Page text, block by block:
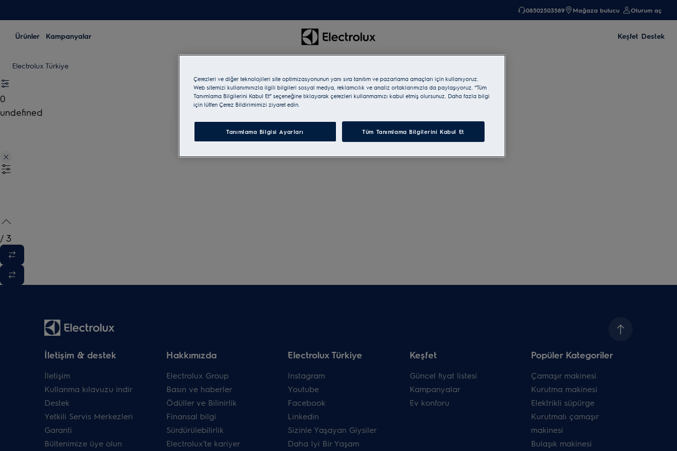
08502503589 Mağaza bulucu Oturum aç
Ürünler Kampanyalar Keşfet Destek
Electrolux Türkiye
0
undefined
/ 3
İletişim & destek
İletişim
Kullanma kılavuzu indir
Destek
Yetkili Servis Merkezleri
Garanti
Bültenimize üye olun
Hakkımızda
Electrolux Group
Basın ve haberler
Ödüller ve Bilinirlik
Finansal bilgi
Sürdürülebilirlik
Electrolux'te kariyer
Electrolux Türkiye
Instagram
Youtube
Facebook
Linkedin
Sizinle Yaşayan Giysiler
Daha Iyi Bir Yaşam
Keşfet
Güncel fiyat listesi
Kampanyalar
Ev konforu
Popüler Kategoriler
Çamaşır makinesi
Kurutma makinesi
Elektrikli süpürge
Kurutmalı çamaşır
makinesi
Bulaşık makinesi
Çerezleri ve diğer teknolojileri site optimizasyonunun yanı sıra tanıtım ve pazarlama amaçları için kullanıyoruz.
Web sitemizi kullanımınızla ilgili bilgileri sosyal medya, reklamcılık ve analiz ortaklarımızla da paylaşıyoruz. “Tüm
Tanımlama Bilgilerini Kabul Et” seçeneğine tıklayarak çerezleri kullanmamızı kabul etmiş olursunuz. Daha fazla bilgi
için lütfen Çerez Bildirimimizi ziyaret edin.
Tanımlama Bilgisi Ayarları Tüm Tanımlama Bilgilerini Kabul Et